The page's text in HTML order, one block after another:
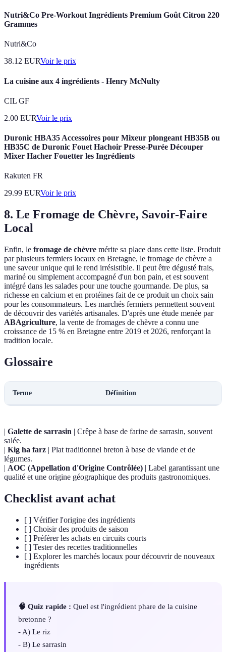
Nutri&Co Pre-Workout Ingrédients Premium Goût Citron 220
Grammes
Nutri&Co
38.12 EURVoir le prix
La cuisine aux 4 ingrédients - Henry McNulty
CIL GF
2.00 EURVoir le prix
Duronic HBA35 Accessoires pour Mixeur plongeant HB35B ou
HB35C de Duronic Fouet Hachoir Presse-Purée Découper
Mixer Hacher Fouetter les Ingrédients
Rakuten FR
29.99 EURVoir le prix
8. Le Fromage de Chèvre, Savoir-Faire
Local
Enfin, le fromage de chèvre mérite sa place dans cette liste. Produit
par plusieurs fermiers locaux en Bretagne, le fromage de chèvre a
une saveur unique qui le rend irrésistible. Il peut être dégusté frais,
mariné ou simplement accompagné d'un bon pain, et est souvent
intégré dans les salades pour une touche gourmande. De plus, sa
richesse en calcium et en protéines fait de ce produit un choix sain
pour les consommateurs. Les marchés fermiers permettent souvent
de découvrir des variétés artisanales. D'après une étude menée par
ABAgriculture, la vente de fromages de chèvre a connu une
croissance de 15 % en Bretagne entre 2019 et 2026, renforçant la
tradition locale.
Glossaire
Terme Définition
| Galette de sarrasin | Crêpe à base de farine de sarrasin, souvent
salée.
| Kig ha farz | Plat traditionnel breton à base de viande et de
légumes.
| AOC (Appellation d'Origine Contrôlée) | Label garantissant une
qualité et une origine géographique des produits gastronomiques.
Checklist avant achat
[ ] Vérifier l'origine des ingrédients
[ ] Choisir des produits de saison
[ ] Préférer les achats en circuits courts
[ ] Tester des recettes traditionnelles
[ ] Explorer les marchés locaux pour découvrir de nouveaux
ingrédients
🧠 Quiz rapide : Quel est l'ingrédient phare de la cuisine
bretonne ?
- A) Le riz
- B) Le sarrasin